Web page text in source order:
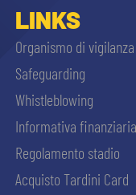
LINKS
Organismo di vigilanza
Safeguarding
Whistleblowing
Informativa finanziaria
Regolamento stadio
Acquisto Tardini Card